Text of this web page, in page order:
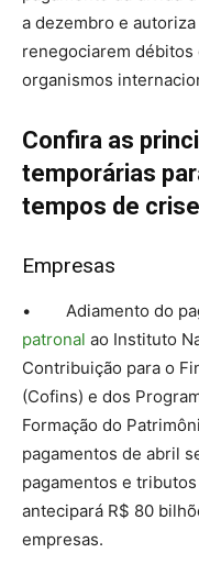
a dezembro e
renegociarem débitos
organismos
Confira as
temporárias
tempos de
Empresas
• Adiamento do
patronal ao Instituto
Contribuição para o
(Cofins) e dos
Formação do
pagamentos de abril
pagamentos e
antecipará R$ 80
empresas.